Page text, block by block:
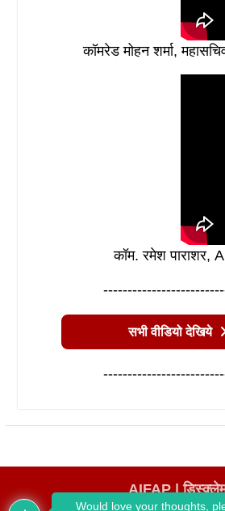
कॉमरेड मोहन शर्मा,
कॉम. रमेश पाराशर,
सभी वीडियो देखिये
AIFAP |
Would love your thoughts,